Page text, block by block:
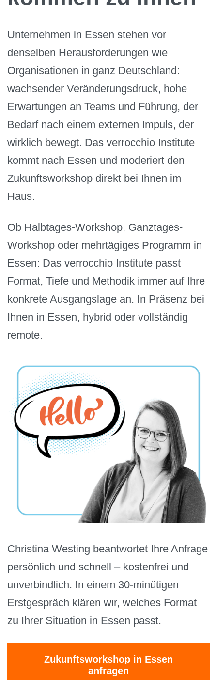
Unternehmen in Essen stehen vor
denselben Herausforderungen wie
Organisationen in ganz Deutschland:
wachsender Veränderungsdruck, hohe
Erwartungen an Teams und Führung, der
Bedarf nach einem externen Impuls, der
wirklich bewegt. Das verrocchio Institute
kommt nach Essen und moderiert den
Zukunftsworkshop direkt bei Ihnen im
Haus.
Ob Halbtages-Workshop, Ganztages-
Workshop oder mehrtägiges Programm in
Essen: Das verrocchio Institute passt
Format, Tiefe und Methodik immer auf Ihre
konkrete Ausgangslage an. In Präsenz bei
Ihnen in Essen, hybrid oder vollständig
remote.
Christina Westing beantwortet Ihre Anfrage
persönlich und schnell – kostenfrei und
unverbindlich. In einem 30-minütigen
Erstgespräch klären wir, welches Format
zu Ihrer Situation in Essen passt.
Zukunftsworkshop in Essen
anfragen